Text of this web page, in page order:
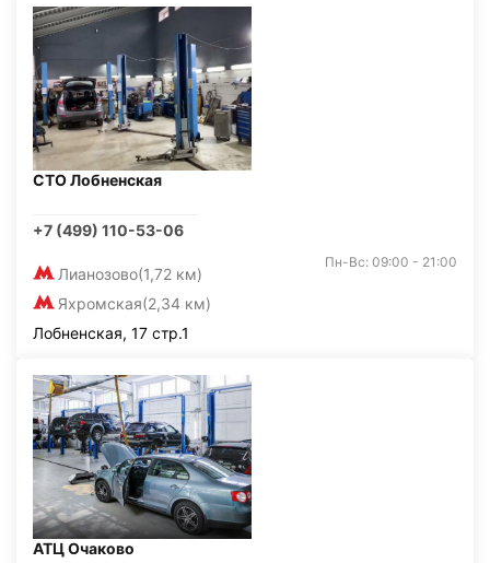
СТО Лобненская
+7 (499) 110-53-06
Лианозово(1,72 км)
Яхромская(2,34 км)
Пн-Вс: 09:00 - 21:00
Лобненская, 17 стр.1
АТЦ Очаково